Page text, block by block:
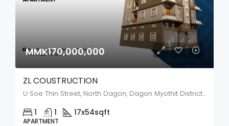
MMK170,000,000
ZL COUSTRUCTION
U Soe Thin Street, North Dagon, Dagon Myothit District, Yangon City, Yangon, 11421, Myanmar
1 1 17x54sqft
APARTMENT